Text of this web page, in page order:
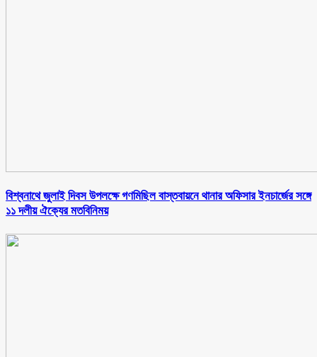
বিশ্বনাথে জুলাই দিবস উপলক্ষে গণমিছিল বাস্তবায়নে থানার অফিসার ইনচার্জের সঙ্গে
১১ দলীয় ঐক্যের মতবিনিময়